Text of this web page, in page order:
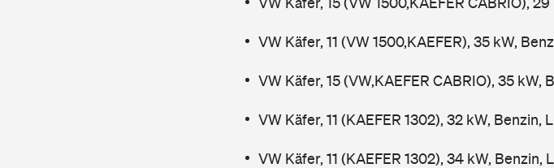
VW Käfer, 11 (VW 1500,KAEFER), 35 kW,
VW Käfer, 15 (VW,KAEFER CABRIO), 35 kW,
VW Käfer, 11 (KAEFER 1302), 32 kW, Benzin,
VW Käfer, 11 (KAEFER 1302), 34 kW, Benzin,